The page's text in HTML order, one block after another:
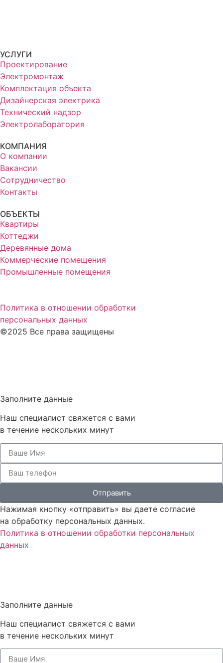
УСЛУГИ
Проектирование
Электромонтаж
Комплектация объекта
Дизайнерская электрика
Технический надзор
Электролаборатория
КОМПАНИЯ
О компании
Вакансии
Сотрудничество
Контакты
ОБЪЕКТЫ
Квартиры
Коттеджи
Деревянные дома
Коммерческие помещения
Промышленные помещения
Политика в отношении обработки
персональных данных
©2025 Все права защищены
Заполните данные
Наш специалист свяжется с вами
в течение нескольких минут
Отправить
Нажимая кнопку «отправить» вы даете согласие
на обработку персональных данных.
Политика в отношении обработки персональных
данных
Заполните данные
Наш специалист свяжется с вами
в течение нескольких минут